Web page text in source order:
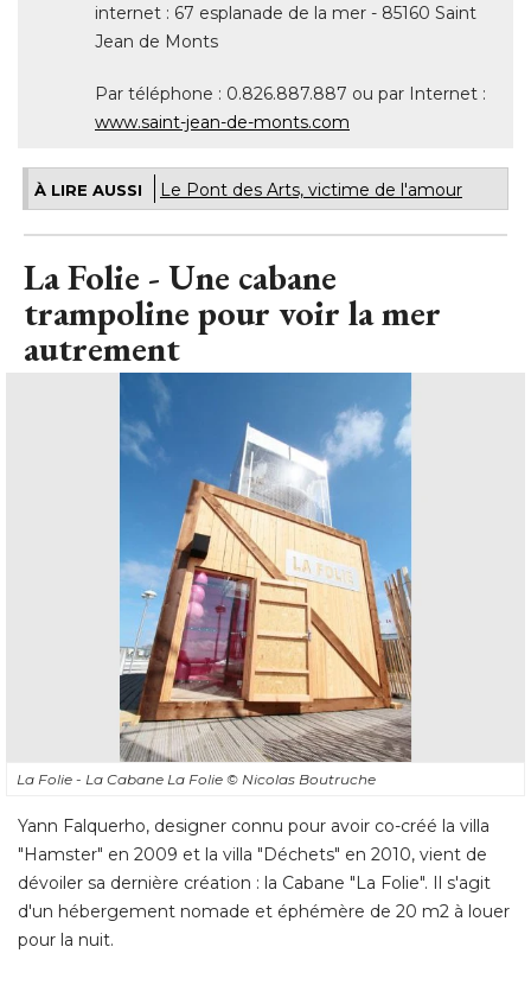
internet : 67 esplanade de la mer - 85160 Saint
Jean de Monts
Par téléphone : 0.826.887.887 ou par Internet :
www.saint-jean-de-monts.com
À LIRE AUSSI Le Pont des Arts, victime de l'amour
La Folie - Une cabane
trampoline pour voir la mer
autrement
La Folie - La Cabane La Folie © Nicolas Boutruche
Yann Falquerho, designer connu pour avoir co-créé la villa
"Hamster" en 2009 et la villa "Déchets" en 2010, vient de
dévoiler sa dernière création : la Cabane "La Folie". Il s'agit
d'un hébergement nomade et éphémère de 20 m2 à louer
pour la nuit.